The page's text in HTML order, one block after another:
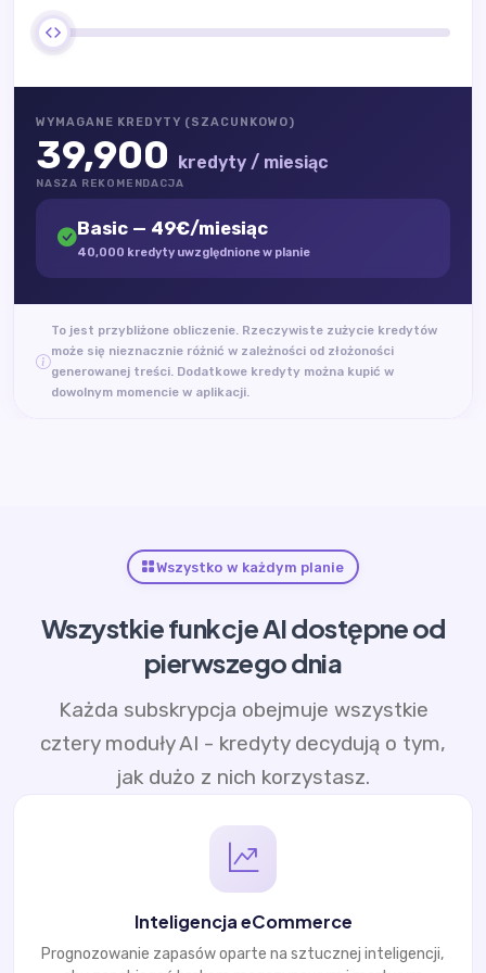
WYMAGANE KREDYTY (SZACUNKOWO)
39,900 kredyty / miesiąc
NASZA REKOMENDACJA
Basic — 49€/miesiąc
40,000 kredyty uwzględnione w planie
To jest przybliżone obliczenie. Rzeczywiste zużycie kredytów
może się nieznacznie różnić w zależności od złożoności
generowanej treści. Dodatkowe kredyty można kupić w
dowolnym momencie w aplikacji.
Wszystko w każdym planie
Wszystkie funkcje AI dostępne od
pierwszego dnia
Każda subskrypcja obejmuje wszystkie
cztery moduły AI - kredyty decydują o tym,
jak dużo z nich korzystasz.
Inteligencja eCommerce
Prognozowanie zapasów oparte na sztucznej inteligencji,